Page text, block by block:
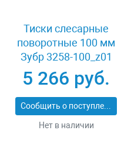
Тиски слесарные
поворотные 100 мм
Зубр 3258-100_z01
5 266 руб.
Сообщить о поступлении
Нет в наличии